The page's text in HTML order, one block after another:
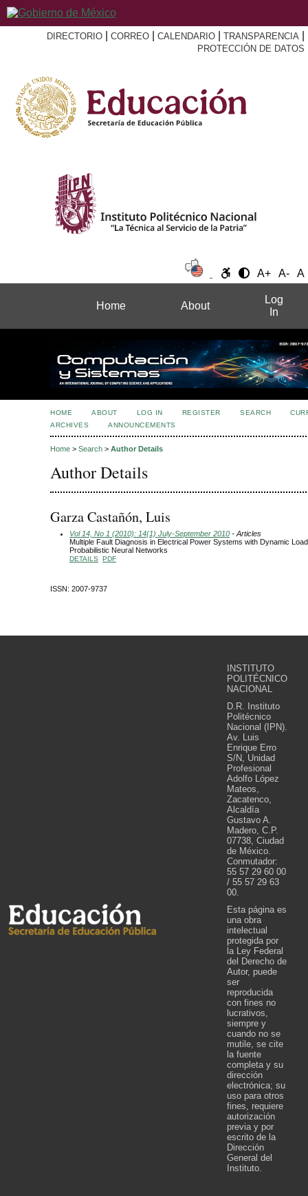
DIRECTORIO CORREO CALENDARIO TRANSPARENCIA
PROTECCIÓN DE DATOS
A+ A- A
Home About
Log
In
HOME ABOUT LOG IN REGISTER SEARCH
ARCHIVES
ANNOUNCEMENTS
Home > Search > Author Details
Author Details
Garza Castañón, Luis
Vol 14, No 1 (2010): 14(1) July-September 2010 - Articles
Multiple Fault Diagnosis in Electrical Power Systems with Dynamic
Probabilistic Neural Networks
DETAILS PDF
ISSN: 2007-9737
INSTITUTO
POLITÉCNICO
NACIONAL
D.R. Instituto
Politécnico
Nacional (IPN).
Av. Luis
Enrique Erro
S/N, Unidad
Profesional
Adolfo López
Mateos,
Zacatenco,
Alcaldía
Gustavo A.
Madero, C.P.
07738, Ciudad
de México.
Conmutador:
55 57 29 60 00
/ 55 57 29 63
00.
Esta página es
una obra
intelectual
protegida por
la Ley Federal
del Derecho de
Autor, puede
ser
reproducida
con fines no
lucrativos,
siempre y
cuando no se
mutile, se cite
la fuente
completa y su
dirección
electrónica; su
uso para otros
fines, requiere
autorización
previa y por
escrito de la
Dirección
General del
Instituto.